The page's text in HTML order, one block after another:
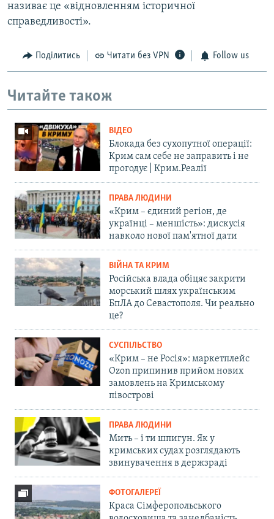
називає це «відновленням історичної
справедливості».
Поділитись Читати без VPN Follow us
Читайте також
ВІДЕО
Блокада без сухопутної операції:
Крим сам себе не заправить і не
прогодує | Крим.Реалії
ПРАВА ЛЮДИНИ
«Крим – єдиний регіон, де
українці – меншість»: дискусія
навколо нової пам'ятної дати
ВІЙНА ТА КРИМ
Російська влада обіцяє закрити
морський шлях українським
БпЛА до Севастополя. Чи реально
це?
СУСПІЛЬСТВО
«Крим – не Росія»: маркетплейс
Ozon припинив прийом нових
замовлень на Кримському
півострові
ПРАВА ЛЮДИНИ
Мить – і ти шпигун. Як у
кримських судах розглядають
звинувачення в держзраді
ФОТОГАЛЕРЕЇ
Краса Сімферопольського